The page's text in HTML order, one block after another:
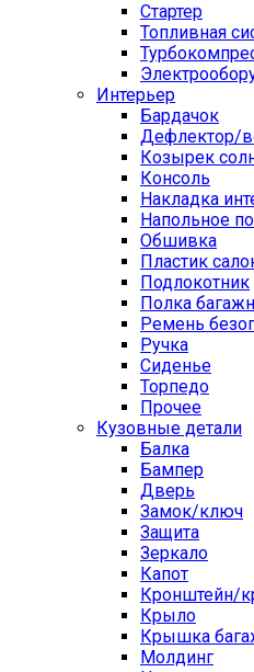
Стартер
Топливная
Интерьер
Бардачок
Дефлектор/
Козырек
Консоль
Накладка
Напольное
Обшивка
Пластик
Подлокотник
Полка
Ремень
Ручка
Сиденье
Торпедо
Прочее
Кузовные детали
Балка
Бампер
Дверь
Замок/ключ
Защита
Зеркало
Капот
Кронштейн/
Крыло
Крышка
Молдинг